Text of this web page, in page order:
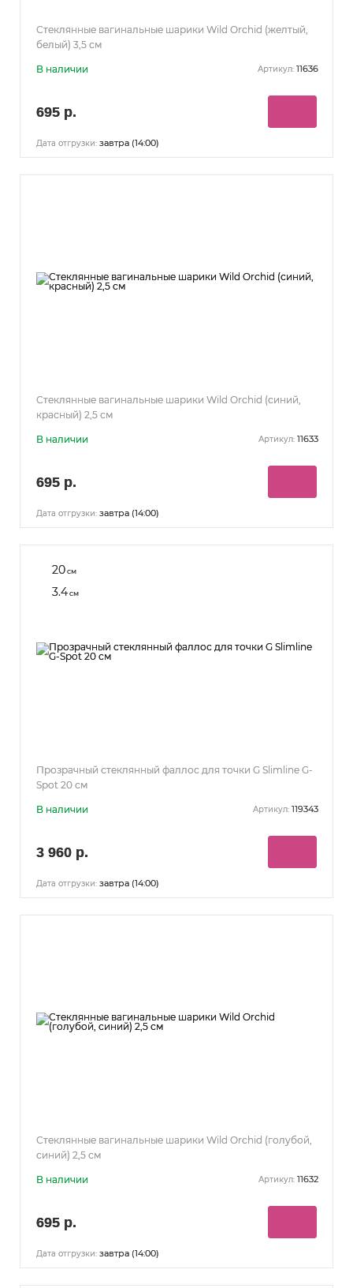
Стеклянные вагинальные шарики Wild Orchid (желтый,
белый) 3,5 см
В наличии Артикул: 11636
695 р.
Дата отгрузки: завтра (14:00)
Стеклянные вагинальные шарики Wild Orchid (синий,
красный) 2,5 см
В наличии Артикул: 11633
695 р.
Дата отгрузки: завтра (14:00)
20см
3.4см
Прозрачный стеклянный фаллос для точки G Slimline G-
Spot 20 см
В наличии Артикул: 119343
3 960 р.
Дата отгрузки: завтра (14:00)
Стеклянные вагинальные шарики Wild Orchid (голубой,
синий) 2,5 см
В наличии Артикул: 11632
695 р.
Дата отгрузки: завтра (14:00)